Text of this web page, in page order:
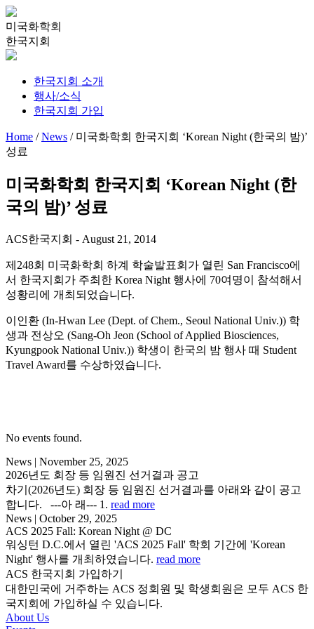
미국화학회
한국지회
한국지회 소개
행사/소식
한국지회 가입
Home /News / 미국화학회 한국지회 ‘Korean Night (한국의 밤)’
성료
미국화학회 한국지회 ‘Korean Night (한
국의 밤)’ 성료
ACS한국지회 - August 21, 2014
제248회 미국화학회 하계 학술발표회가 열린 San Francisco에
서 한국지회가 주최한 Korea Night 행사에 70여명이 참석해서
성황리에 개최되었습니다.
이인환 (In-Hwan Lee (Dept. of Chem., Seoul National Univ.)) 학
생과 전상오 (Sang-Oh Jeon (School of Applied Biosciences,
Kyungpook National Univ.)) 학생이 한국의 밤 행사 때 Student
Travel Award를 수상하였습니다.
No events found.
News | November 25, 2025
2026년도 회장 등 임원진 선거결과 공고
차기(2026년도) 회장 등 임원진 선거결과를 아래와 같이 공고
합니다. ---아 래--- 1. read more
News | October 29, 2025
ACS 2025 Fall: Korean Night @ DC
워싱턴 D.C.에서 열린 'ACS 2025 Fall' 학회 기간에 'Korean
Night' 행사를 개최하였습니다. read more
ACS 한국지회 가입하기
대한민국에 거주하는 ACS 정회원 및 학생회원은 모두 ACS 한
국지회에 가입하실 수 있습니다.
About Us